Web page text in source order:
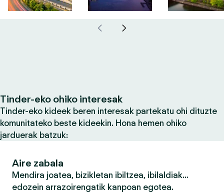
Tinder-eko ohiko interesak
Tinder-eko kideek beren interesak partekatu ohi dituzte
komunitateko beste kideekin. Hona hemen ohiko
jarduerak batzuk:
Aire zabala
Mendira joatea, bizikletan ibiltzea, ibilaldiak…
edozein arrazoirengatik kanpoan egotea.